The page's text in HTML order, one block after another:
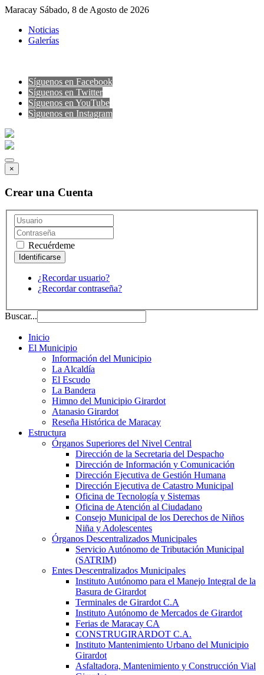
Maracay Sábado, 8 de Agosto de 2026
Noticias
Galerías
Síguenos en Facebook
Síguenos en Twitter
Síguenos en YouTube
Sìguenos en Instagram
×
Crear una Cuenta
Recuérdeme
¿Recordar usuario?
¿Recordar contraseña?
Buscar...
Inicio
El Municipio
Información del Municipio
La Alcaldía
El Escudo
La Bandera
Himno del Municipio Girardot
Atanasio Girardot
Reseña Histórica de Maracay
Estructura
Órganos Superiores del Nivel Central
Dirección de la Secretaria del Despacho
Dirección de Información y Comunicación
Dirección Ejecutiva de Gestión Humana
Dirección Ejecutiva de Catastro Municipal
Oficina de Tecnología y Sistemas
Oficina de Atención al Ciudadano
Consejo Municipal de los Derechos de Niños
Niña y Adolescentes
Órganos Descentralizados Municipales
Servicio Autónomo de Tributación Municipal
(SATRIM)
Entes Descentralizados Municipales
Instituto Autónomo para el Manejo Integral de la
Basura de Girardot
Terminales de Girardot C.A
Instituto Autónomo de Mercados de Girardot
Ferias de Maracay CA
CONSTRUGIRARDOT C.A.
Instituto Mantenimiento Urbano del Municipio
Girardot
Asfaltadora, Mantenimiento y Construcción Vial